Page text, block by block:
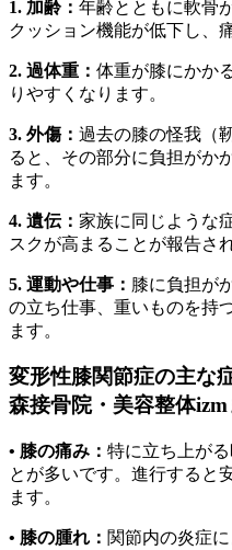
1. 加齢： 年齢とともに軟骨
クッション機能が低下し、
2. 過体重： 体重が膝にかか
りやすくなります。
3. 外傷： 過去の膝の怪我（
ると、その部分に負担がか
ます。
4. 遺伝： 家族に同じような
スクが高まることが報告さ
5. 運動や仕事： 膝に負担が
の立ち仕事、重いものを持
ます。
変形性膝関節症の主な
森接骨院・美容整体
• 膝の痛み： 特に立ち上が
とが多いです。進行すると
ます。
• 膝の腫れ： 関節内の炎症